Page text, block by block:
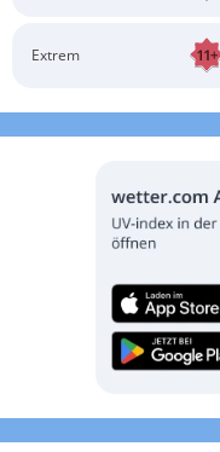
Langärmlige Bekleidung
Extrem